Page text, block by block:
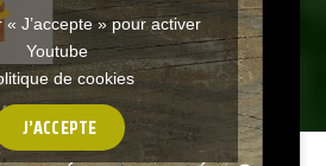
« J’accepte » pour activer
Youtube
de cookies
J’ACCEPTE